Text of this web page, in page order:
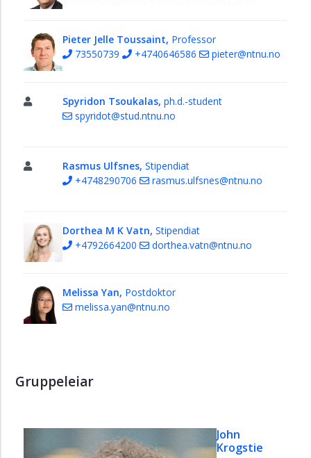
Pieter Jelle Toussaint, Professor
73550739
+4740646586 pieter@ntnu.no
Spyridon Tsoukalas, ph.d.-student
spyridot@stud.ntnu.no
Rasmus Ulfsnes, Stipendiat
+4748290706
rasmus.ulfsnes@ntnu.no
Dorthea M K Vatn, Stipendiat
+4792664200
dorthea.vatn@ntnu.no
Melissa Yan, Postdoktor
melissa.yan@ntnu.no
Gruppeleiar
John
Krogstie